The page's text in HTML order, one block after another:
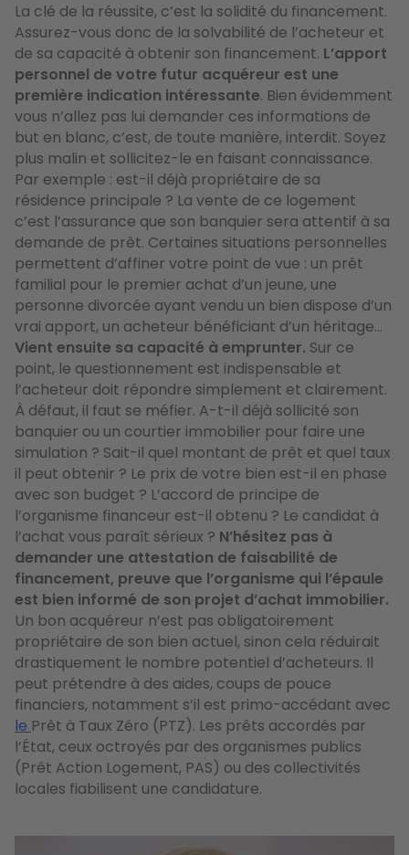
La clé de la réussite, c’est la solidité du financement.
Assurez-vous donc de la solvabilité de l’acheteur et
de sa capacité à obtenir son financement. L’apport
personnel de votre futur acquéreur est une
première indication intéressante. Bien évidemment
vous n’allez pas lui demander ces informations de
but en blanc, c’est, de toute manière, interdit. Soyez
plus malin et sollicitez-le en faisant connaissance.
Par exemple : est-il déjà propriétaire de sa
résidence principale ? La vente de ce logement
c’est l’assurance que son banquier sera attentif à sa
demande de prêt. Certaines situations personnelles
permettent d’affiner votre point de vue : un prêt
familial pour le premier achat d’un jeune, une
personne divorcée ayant vendu un bien dispose d’un
vrai apport, un acheteur bénéficiant d’un héritage…
Vient ensuite sa capacité à emprunter. Sur ce
point, le questionnement est indispensable et
l’acheteur doit répondre simplement et clairement.
À défaut, il faut se méfier. A-t-il déjà sollicité son
banquier ou un courtier immobilier pour faire une
simulation ? Sait-il quel montant de prêt et quel taux
il peut obtenir ? Le prix de votre bien est-il en phase
avec son budget ? L’accord de principe de
l’organisme financeur est-il obtenu ? Le candidat à
l’achat vous paraît sérieux ? N’hésitez pas à
demander une attestation de faisabilité de
financement, preuve que l’organisme qui l’épaule
est bien informé de son projet d’achat immobilier.
Un bon acquéreur n’est pas obligatoirement
propriétaire de son bien actuel, sinon cela réduirait
drastiquement le nombre potentiel d’acheteurs. Il
peut prétendre à des aides, coups de pouce
financiers, notamment s’il est primo-accédant avec
le Prêt à Taux Zéro (PTZ). Les prêts accordés par
l’État, ceux octroyés par des organismes publics
(Prêt Action Logement, PAS) ou des collectivités
locales fiabilisent une candidature.